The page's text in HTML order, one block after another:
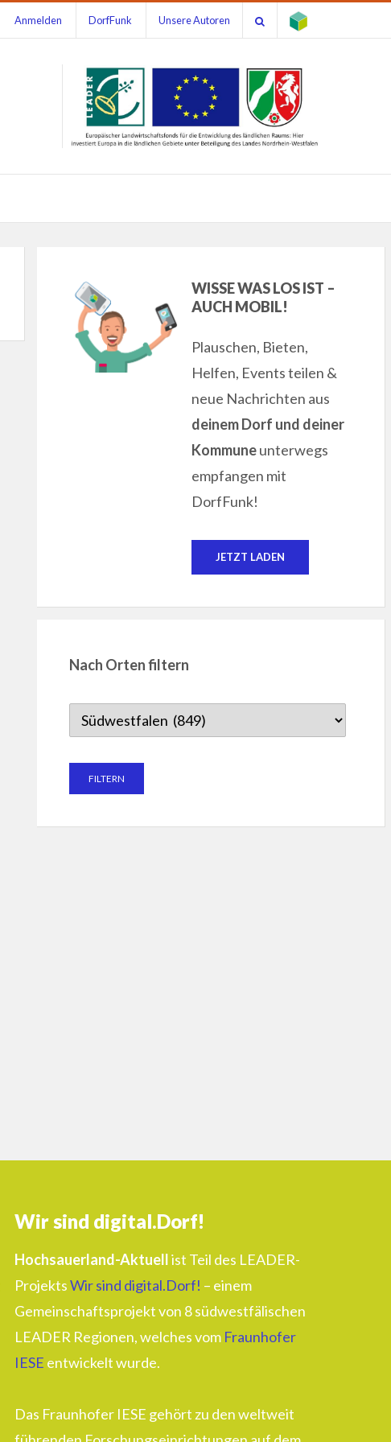
Anmelden DorfFunk Unsere Autoren
WISSE WAS LOS IST –
AUCH MOBIL!
Plauschen, Bieten,
Helfen, Events teilen &
neue Nachrichten aus
deinem Dorf und deiner
Kommuneunterwegs
empfangen mit
DorfFunk!
JETZT LADEN
Nach Orten filtern
Wir sind digital.Dorf!
Hochsauerland-Aktuellist Teil des LEADER-
ProjektsWir sind digital.Dorf! – einem
Gemeinschaftsprojekt von 8 südwestfälischen
LEADER Regionen, welches vom Fraunhofer
IESE entwickelt wurde.
Das Fraunhofer IESE gehört zu den weltweit